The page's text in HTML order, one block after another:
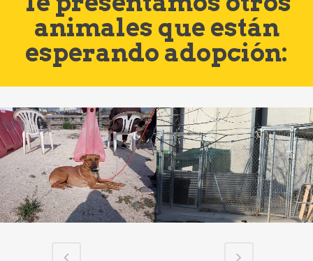
animales que están
esperando adopción: